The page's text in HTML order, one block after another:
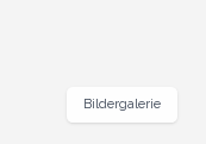
Bildergalerie